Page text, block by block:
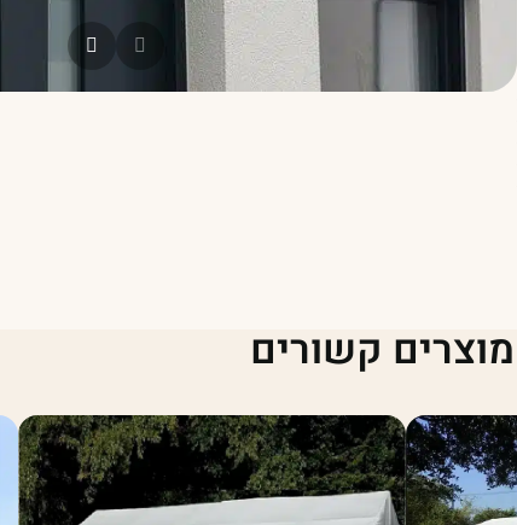
מוצרים קשורים